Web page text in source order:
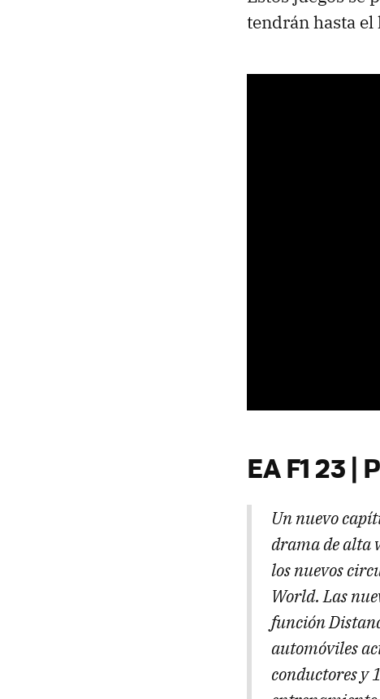
tendrán hasta
EA F1 23 |
Un nuevo
drama de alta
los nuevos
World. Las
función
automóviles
conductores y